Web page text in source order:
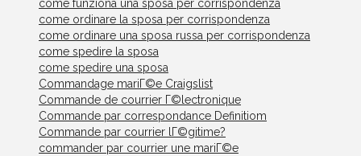
come funziona una sposa per corrispondenza
come ordinare la sposa per corrispondenza
come ordinare una sposa russa per corrispondenza
come spedire la sposa
come spedire una sposa
Commandage mariГ©e Craigslist
Commande de courrier Г©lectronique
Commande par correspondance Definitiom
Commande par courrier lГ©gitime?
commander par courrier une mariГ©e